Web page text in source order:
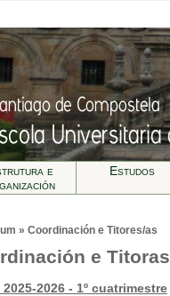
e
Estudos
» Coordinación e Titores/as
e Titoras
2026 - 1º cuatrimestre